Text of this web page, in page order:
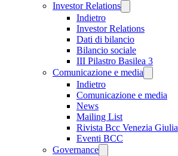
Investor Relations
Indietro
Investor Relations
Dati di bilancio
Bilancio sociale
III Pilastro Basilea 3
Comunicazione e media
Indietro
Comunicazione e media
News
Mailing List
Rivista Bcc Venezia Giulia
Eventi BCC
Governance